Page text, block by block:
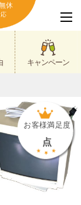
休
キャンペーン
お客様満足度
点